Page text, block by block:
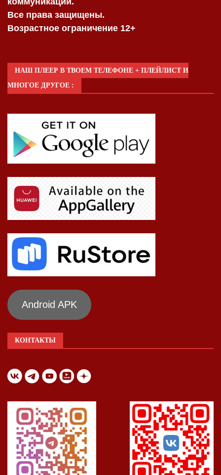
Все права защищены.
Возрастное ограничение 12+
НАШ ПЛЕЕР В ТВОЕМ ТЕЛЕФОНЕ + ПЛЕЙЛИСТ И
МНОГОЕ ДРУГОЕ :
Android APK
КОНТАКТЫ